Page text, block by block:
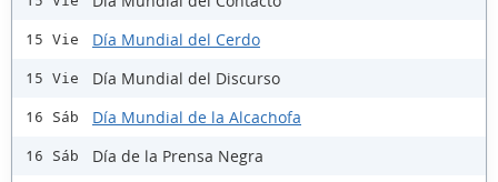
15 Vie Día Mundial del Cerdo
15 Vie Día Mundial del Discurso
16 Sáb Día Mundial de la Alcachofa
16 Sáb Día de la Prensa Negra